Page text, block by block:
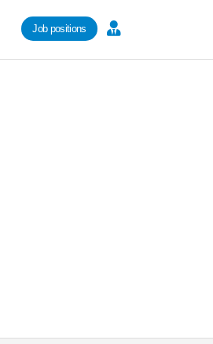
Job positions